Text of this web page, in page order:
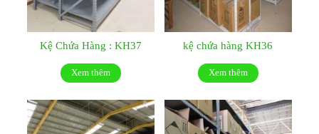
Kệ Chứa Hàng : KH37
Xem thêm
kệ chứa hàng KH36
Xem thêm